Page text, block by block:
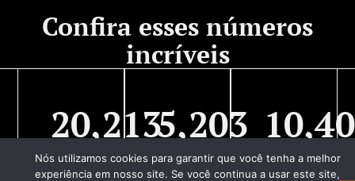
Confira esses números
incríveis
Visualizações
de página
20,213
Novos
visitantes
5,203
seguidores
Instagram
Nós utilizamos cookies para garantir que você tenha a melhor
experiência em nosso site. Se você continua a usar este site,